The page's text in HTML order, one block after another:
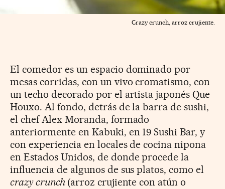
Crazy crunch, arroz crujiente.
El comedor es un espacio dominado por
mesas corridas, con un vivo cromatismo, con
un techo decorado por el artista japonés Que
Houxo. Al fondo, detrás de la barra de sushi,
el chef Alex Moranda, formado
anteriormente en Kabuki, en 19 Sushi Bar, y
con experiencia en locales de cocina nipona
en Estados Unidos, de donde procede la
influencia de algunos de sus platos, como el
crazy crunch (arroz crujiente con atún o